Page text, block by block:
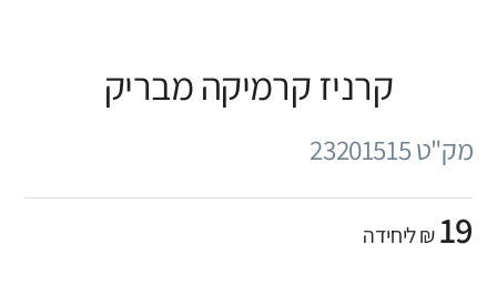
קרניז קרמיקה מבריק
מק"ט 23201515
19₪ ליחידה